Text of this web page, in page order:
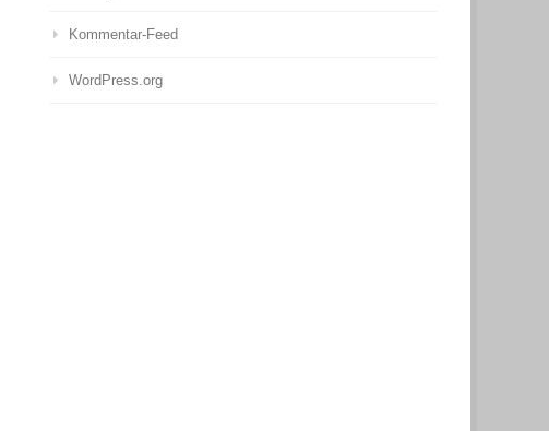
Kommentar-Feed
WordPress.org